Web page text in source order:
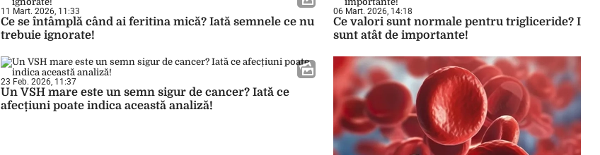
11 Mart. 2026, 11:33
Ce se întâmplă când ai feritina mică? Iată semnele ce nu
trebuie ignorate!
06 Mart. 2026, 14:18
Ce valori sunt normale pentru trigliceride? Iată
sunt atât de importante!
23 Feb. 2026, 11:37
Un VSH mare este un semn sigur de cancer? Iată ce
afecțiuni poate indica această analiză!